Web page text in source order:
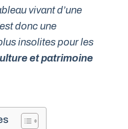
vivant d’une
donc une
insolites pour les
et patrimoine